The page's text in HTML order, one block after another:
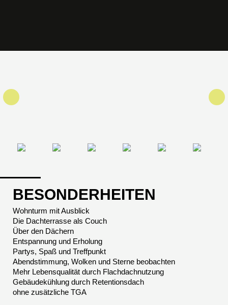
BESONDERHEITEN
Wohnturm mit Ausblick
Die Dachterrasse als Couch
Über den Dächern
Entspannung und Erholung
Partys, Spaß und Treffpunkt
Abendstimmung, Wolken und Sterne beobachten
Mehr Lebensqualität durch Flachdachnutzung
Gebäudekühlung durch Retentionsdach
ohne zusätzliche TGA